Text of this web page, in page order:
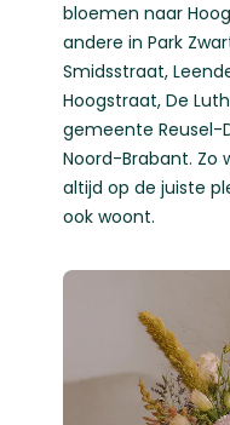
bloemen naar
andere in Park
Smidsstraat,
Hoogstraat, De
gemeente Reusel-
Noord-Brabant. Zo
altijd op de juiste
ook woont.